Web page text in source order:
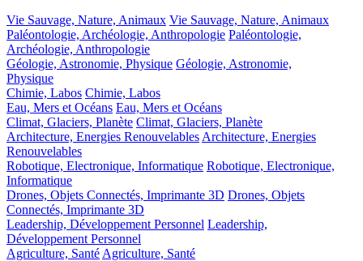
Vie Sauvage, Nature, Animaux Vie Sauvage, Nature, Animaux
Paléontologie, Archéologie, Anthropologie Paléontologie,
Archéologie, Anthropologie
Géologie, Astronomie, Physique Géologie, Astronomie,
Physique
Chimie, Labos Chimie, Labos
Eau, Mers et Océans Eau, Mers et Océans
Climat, Glaciers, Planète Climat, Glaciers, Planète
Architecture, Energies Renouvelables Architecture, Energies
Renouvelables
Robotique, Electronique, Informatique Robotique, Electronique,
Informatique
Drones, Objets Connectés, Imprimante 3D Drones, Objets
Connectés, Imprimante 3D
Leadership, Développement Personnel Leadership,
Développement Personnel
Agriculture, Santé Agriculture, Santé